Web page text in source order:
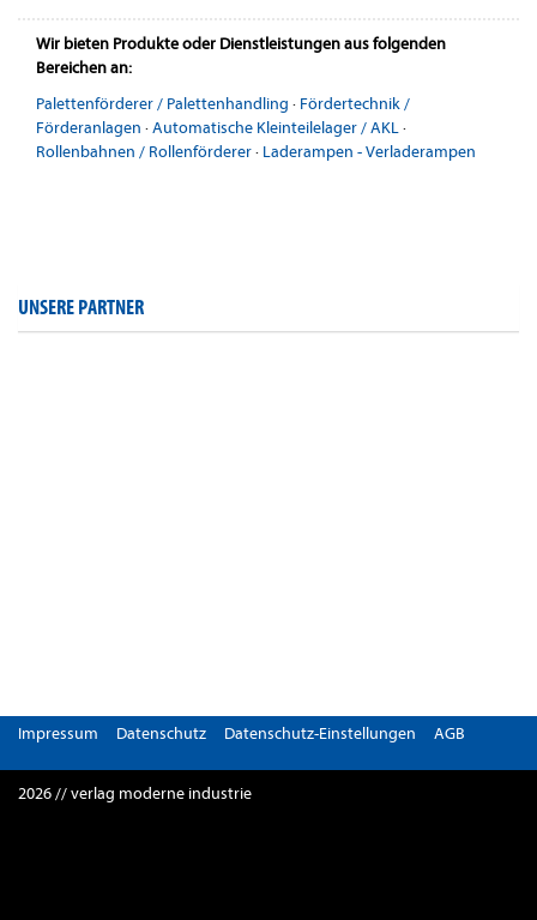
Wir bieten Produkte oder Dienstleistungen aus folgenden
Bereichen an:
Palettenförderer / Palettenhandling · Fördertechnik /
Förderanlagen ·Automatische Kleinteilelager / AKL·
Rollenbahnen / Rollenförderer· Laderampen - Verladerampen
UNSERE PARTNER
Impressum Datenschutz Datenschutz-Einstellungen AGB
2026 // verlag moderne industrie